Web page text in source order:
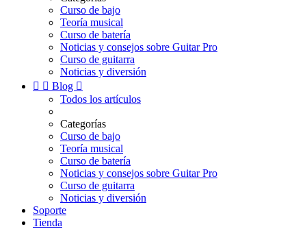
Curso de bajo
Teoría musical
Curso de batería
Noticias y consejos sobre Guitar Pro
Curso de guitarra
Noticias y diversión
  Blog 
Todos los artículos
Categorías
Curso de bajo
Teoría musical
Curso de batería
Noticias y consejos sobre Guitar Pro
Curso de guitarra
Noticias y diversión
Soporte
Tienda